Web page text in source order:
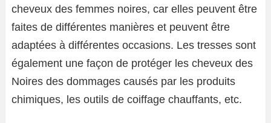
cheveux des femmes noires, car elles peuvent être
faites de différentes manières et peuvent être
adaptées à différentes occasions. Les tresses sont
également une façon de protéger les cheveux des
Noires des dommages causés par les produits
chimiques, les outils de coiffage chauffants, etc.